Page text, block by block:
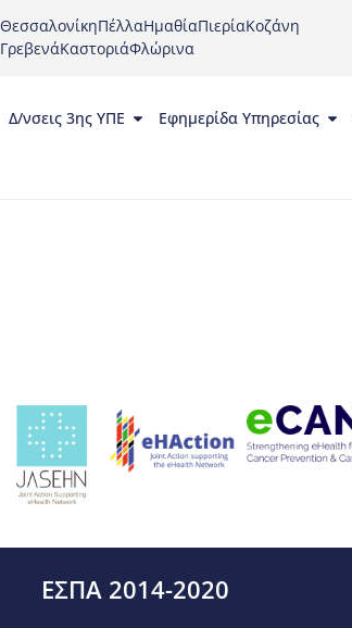
ΘεσσαλονίκηΠέλλαΗμαθίαΠιερίαΚοζάνη
ΓρεβενάΚαστοριάΦλώρινα
Δ/νσεις 3ης ΥΠΕ Εφημερίδα Υπηρεσίας
ΕΣΠΑ 2014-2020